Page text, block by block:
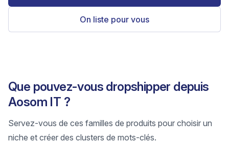
On liste pour vous
Que pouvez-vous dropshipper depuis
Aosom IT ?
Servez-vous de ces familles de produits pour choisir un
niche et créer des clusters de mots-clés.